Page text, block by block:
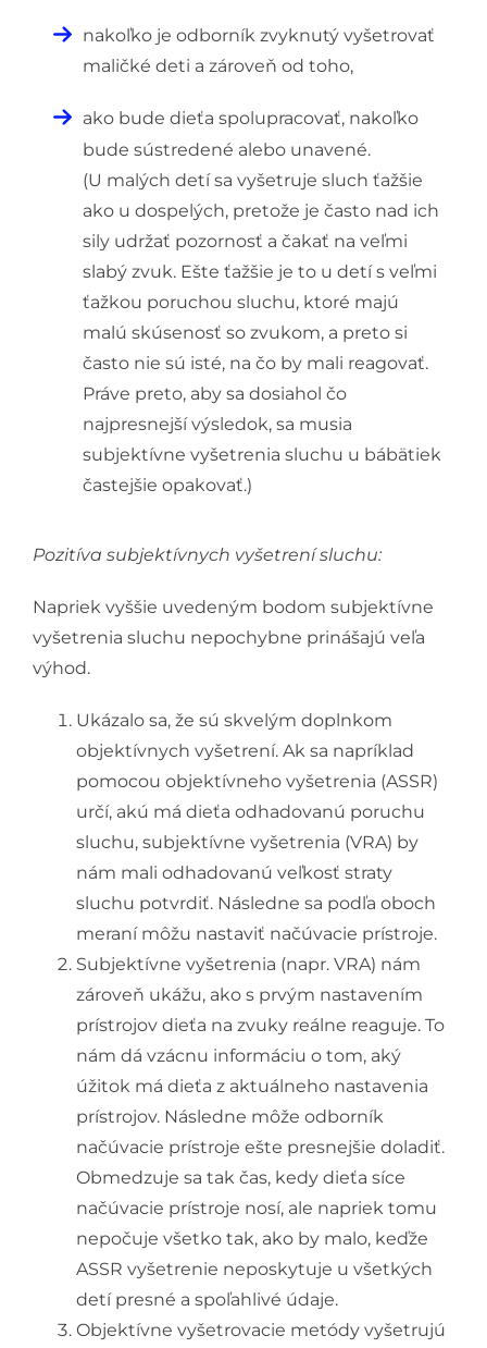
nakoľko je odborník zvyknutý vyšetrovať
maličké deti a zároveň od toho,
ako bude dieťa spolupracovať, nakoľko
bude sústredené alebo unavené.
(U malých detí sa vyšetruje sluch ťažšie
ako u dospelých, pretože je často nad ich
sily udržať pozornosť a čakať na veľmi
slabý zvuk. Ešte ťažšie je to u detí s veľmi
ťažkou poruchou sluchu, ktoré majú
malú skúsenosť so zvukom, a preto si
často nie sú isté, na čo by mali reagovať.
Práve preto, aby sa dosiahol čo
najpresnejší výsledok, sa musia
subjektívne vyšetrenia sluchu u bábätiek
častejšie opakovať.)
Pozitíva subjektívnych vyšetrení sluchu:
Napriek vyššie uvedeným bodom subjektívne
vyšetrenia sluchu nepochybne prinášajú veľa
výhod.
Ukázalo sa, že sú skvelým doplnkom
objektívnych vyšetrení. Ak sa napríklad
pomocou objektívneho vyšetrenia (ASSR)
určí, akú má dieťa odhadovanú poruchu
sluchu, subjektívne vyšetrenia (VRA) by
nám mali odhadovanú veľkosť straty
sluchu potvrdiť. Následne sa podľa oboch
meraní môžu nastaviť načúvacie prístroje.
Subjektívne vyšetrenia (napr. VRA) nám
zároveň ukážu, ako s prvým nastavením
prístrojov dieťa na zvuky reálne reaguje. To
nám dá vzácnu informáciu o tom, aký
úžitok má dieťa z aktuálneho nastavenia
prístrojov. Následne môže odborník
načúvacie prístroje ešte presnejšie doladiť.
Obmedzuje sa tak čas, kedy dieťa síce
načúvacie prístroje nosí, ale napriek tomu
nepočuje všetko tak, ako by malo, keďže
ASSR vyšetrenie neposkytuje u všetkých
detí presné a spoľahlivé údaje.
Objektívne vyšetrovacie metódy vyšetrujú